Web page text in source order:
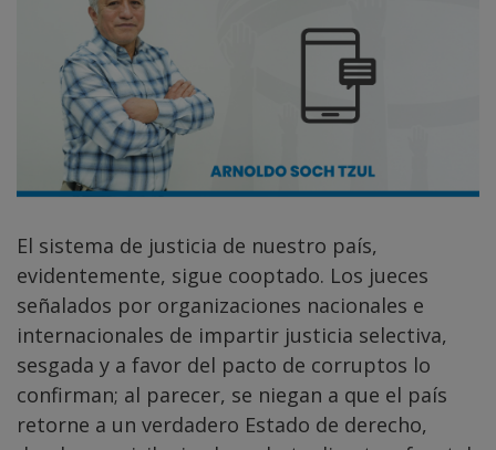
El sistema de justicia de nuestro país,
evidentemente, sigue cooptado. Los jueces
señalados por organizaciones nacionales e
internacionales de impartir justicia selectiva,
sesgada y a favor del pacto de corruptos lo
confirman; al parecer, se niegan a que el país
retorne a un verdadero Estado de derecho,